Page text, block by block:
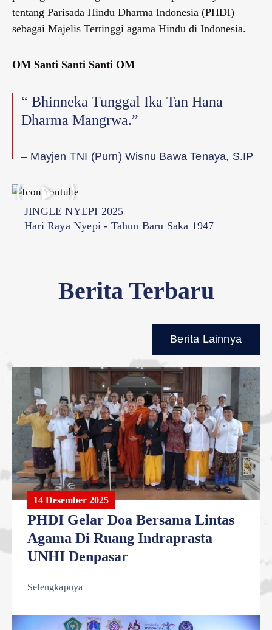
tentang Parisada Hindu Dharma Indonesia (PHDI)
sebagai Majelis Tertinggi agama Hindu di Indonesia.
OM Santi Santi Santi OM
“ Bhinneka Tunggal Ika Tan Hana
Dharma Mangrwa.”
– Mayjen TNI (Purn) Wisnu Bawa Tenaya, S.IP
JINGLE NYEPI 2025
Hari Raya Nyepi - Tahun Baru Saka 1947
Berita Terbaru
Berita Lainnya
14 Desember 2025
PHDI Gelar Doa Bersama Lintas
Agama Di Ruang Indraprasta
UNHI Denpasar
Selengkapnya